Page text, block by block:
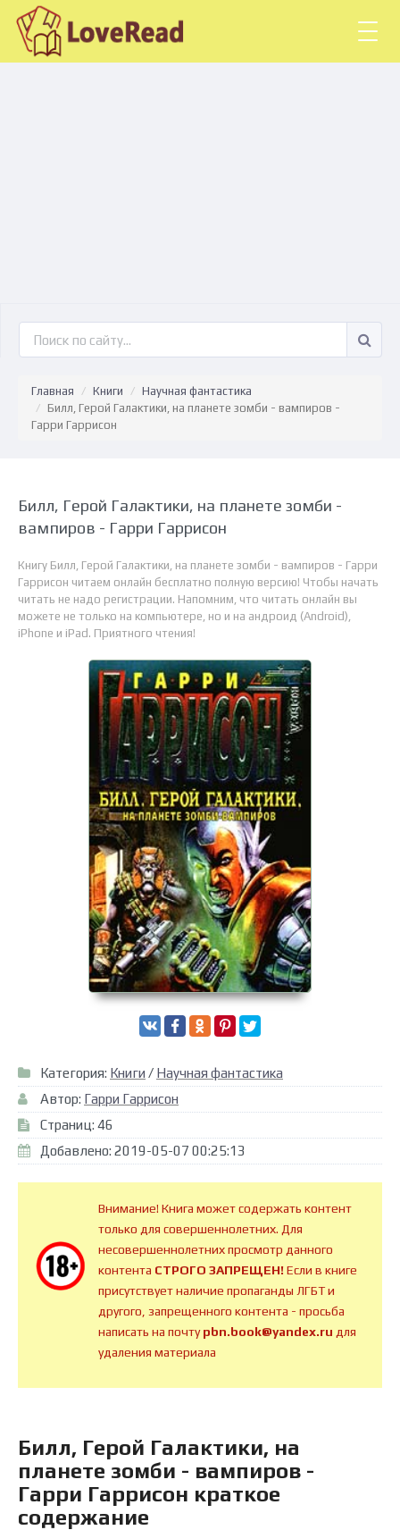
Главная Книги
Научная фантастика
Билл, Герой Галактики, на планете зомби - вампиров -
Гарри Гаррисон
Билл, Герой Галактики, на планете зомби -
вампиров - Гарри Гаррисон
Книгу Билл, Герой Галактики, на планете зомби - вампиров - Гарри
Гаррисон читаем онлайн бесплатно полную версию! Чтобы начать
читать не надо регистрации. Напомним, что читать онлайн вы
можете не только на компьютере, но и на андроид (Android),
iPhone и iPad. Приятного чтения!
Категория: Книги / Научная фантастика
Автор: Гарри Гаррисон
Страниц: 46
Добавлено: 2019-05-07 00:25:13
Внимание! Книга может содержать контент
только для совершеннолетних. Для
несовершеннолетних просмотр данного
контента СТРОГО ЗАПРЕЩЕН!Если в книге
присутствует наличие пропаганды ЛГБТ и
другого, запрещенного контента - просьба
написать на почтуpbn.book@yandex.ru для
удаления материала
Билл, Герой Галактики, на
планете зомби - вампиров -
Гарри Гаррисон краткое
содержание